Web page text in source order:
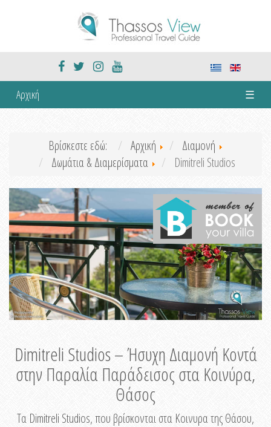
Αρχική ☰
Βρίσκεστε εδώ: Αρχική
Διαμονή
Δωμάτια & Διαμερίσματα
Dimitreli Studios
Dimitreli Studios – Ήσυχη Διαμονή Κοντά
στην Παραλία Παράδεισος στα Κοινύρα,
Θάσος
Τα Dimitreli Studios, που βρίσκονται στα Κοινυρα της Θάσου,